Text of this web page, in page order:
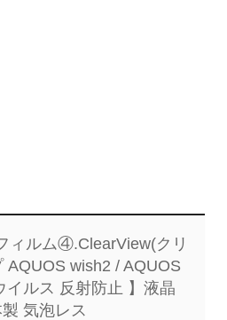
ィルム④.ClearView(クリ
AQUOS wish2 / AQUOS
イルス 反射防止 】液晶
気泡レス